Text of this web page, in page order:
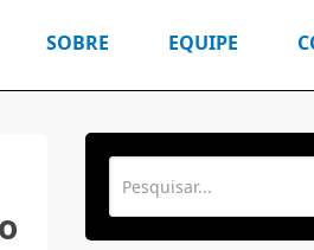
SOBRE EQUIPE